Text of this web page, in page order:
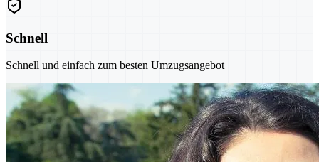
Schnell
Schnell und einfach zum besten Umzugsangebot